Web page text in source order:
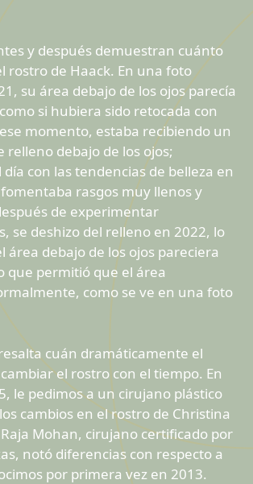
y después demuestran cuánto
rostro de Haack. En una foto
su área debajo de los ojos parecía
si hubiera sido retocada con
momento, estaba recibiendo un
debajo de los ojos;
con las tendencias de belleza en
rasgos muy llenos y
de experimentar
se deshizo del relleno en 2022, lo
área debajo de los ojos pareciera
que permitió que el área
como se ve en una foto
cuán dramáticamente el
el rostro con el tiempo. En
le pedimos a un cirujano plástico
cambios en el rostro de Christina
Raja Mohan, cirujano certificado por
notó diferencias con respecto a
por primera vez en 2013.